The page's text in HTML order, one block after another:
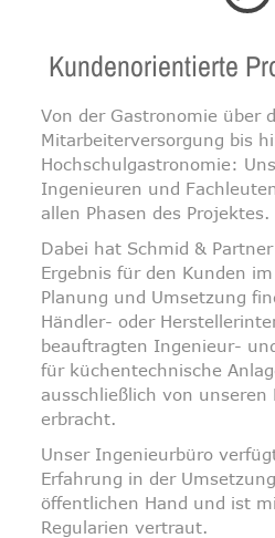
Kundenorientierte
Von der Gastronomie über
Mitarbeiterversorgung bis
Hochschulgastronomie:
Ingenieuren und
allen Phasen des Projektes.
Dabei hat Schmid &
Ergebnis für den Kunden
Planung und Umsetzung
Händler- oder
beauftragten Ingenieur-
für küchentechnische
ausschließlich von unseren
erbracht.
Unser Ingenieurbüro
Erfahrung in der
öffentlichen Hand und ist
Regularien vertraut.